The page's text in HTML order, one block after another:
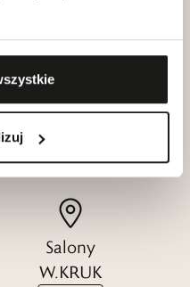
W.KRUK
Salony
W.KRUK